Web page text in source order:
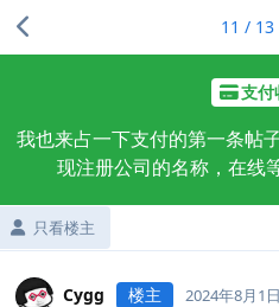
支付
我也来占一下支付的第一条帖
现注册公司的名称，在线
只看楼主
11 / 13
Cygg 楼主 2024年8月1日